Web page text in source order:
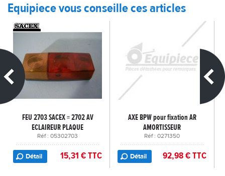
Equipiece vous conseille ces articles
FEU 2703 SACEX = 2702 AV
ECLAIREUR PLAQUE
Réf : 05302703
Détail 15,31 € TTC
AXE BPW pour fixation AR
AMORTISSEUR
Réf : 0271350
Détail 92,98 € TTC